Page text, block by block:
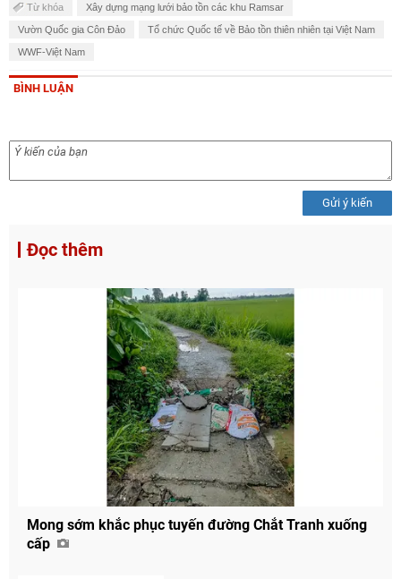
Từ khóa Xây dựng mạng lưới bảo tồn các khu Ramsar
Vườn Quốc gia Côn Đảo Tổ chức Quốc tế về Bảo tồn thiên nhiên tại Việt Nam
WWF-Việt Nam
BÌNH LUẬN
Gửi ý kiến
Đọc thêm
Mong sớm khắc phục tuyến đường Chắt Tranh xuống
cấp